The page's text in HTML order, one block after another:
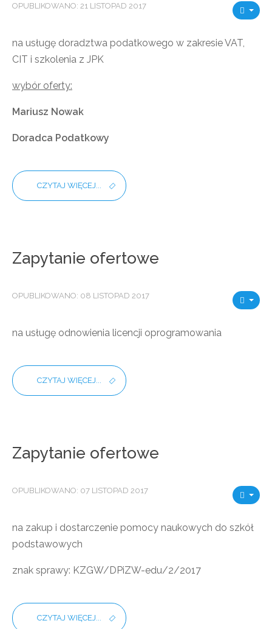
OPUBLIKOWANO: 21 LISTOPAD 2017
na usługę doradztwa podatkowego w zakresie VAT,
CIT i szkolenia z JPK
wybór oferty:
Mariusz Nowak
Doradca Podatkowy
CZYTAJ WIĘCEJ...
Zapytanie ofertowe
OPUBLIKOWANO: 08 LISTOPAD 2017
na usługę odnowienia licencji oprogramowania
CZYTAJ WIĘCEJ...
Zapytanie ofertowe
OPUBLIKOWANO: 07 LISTOPAD 2017
na zakup i dostarczenie pomocy naukowych do szkół
podstawowych
znak sprawy: KZGW/DPiZW-edu/2/2017
CZYTAJ WIĘCEJ...